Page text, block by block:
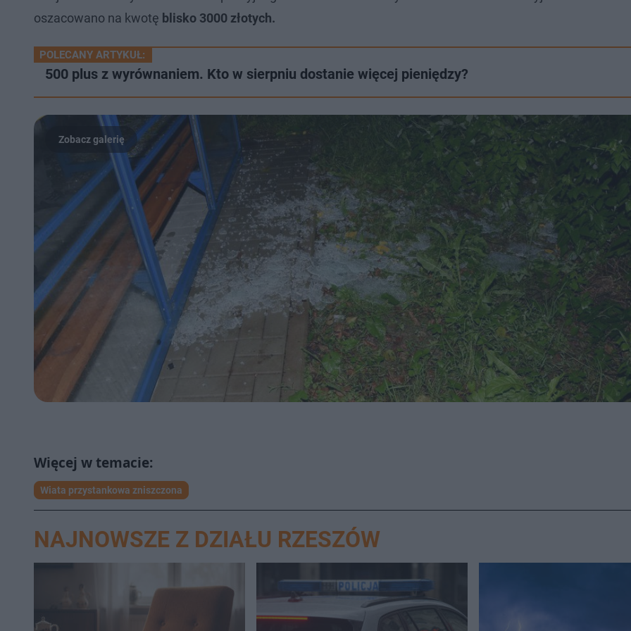
oszacowano na kwotę blisko 3000 złotych.
POLECANY ARTYKUŁ:
500 plus z wyrównaniem. Kto w sierpniu dostanie więcej pieniędzy?
Wiata przystankowa zniszczona
NAJNOWSZE Z DZIAŁU RZESZÓW